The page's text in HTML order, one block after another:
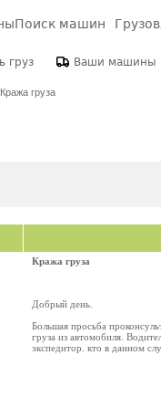
Поиск машин
груз Ваши машины
Кража груза
Кража груза
Добрый день.
Большая просьба
груза из автомобиля.
экспедитор. кто в данном